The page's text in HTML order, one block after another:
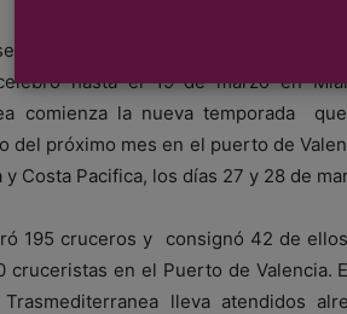
junto a Puertos del Estado en la
hasta el 19 de marzo en
comienza la nueva temporada
del próximo mes en el puerto de
Costa Pacifica, los días 27 y 28 de
195 cruceros y consignó 42 de
cruceristas en el Puerto de Valencia.
lleva atendidos